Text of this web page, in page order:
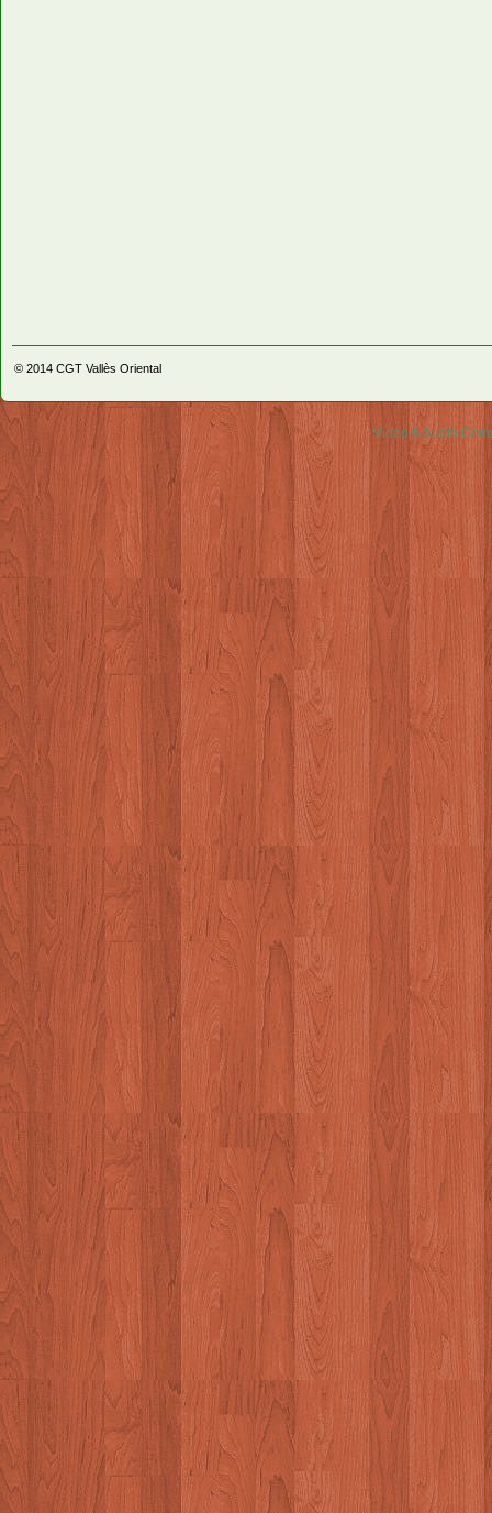
© 2014 CGT Vallès Oriental
Video & Audio